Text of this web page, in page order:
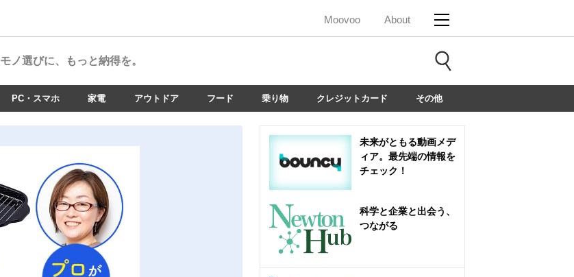
Moovoo About
モノ選びに、もっと納得を。
PC・スマホ 家電 アウトドア フード 乗り物 クレジットカード その他
未来がともる動画メデ
ィア。最先端の情報を
チェック！
科学と企業と出会う、
つながる